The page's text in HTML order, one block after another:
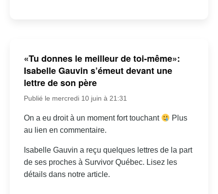
«Tu donnes le meilleur de toi-même»:
Isabelle Gauvin s’émeut devant une
lettre de son père
Publié le mercredi 10 juin à 21:31
On a eu droit à un moment fort touchant
Plus
au lien en commentaire.
Isabelle Gauvin a reçu quelques lettres de la part
de ses proches à Survivor Québec. Lisez les
détails dans notre article.